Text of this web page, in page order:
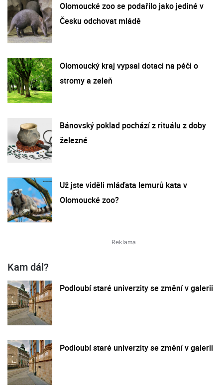
Olomoucké zoo se podařilo jako jediné v
Česku odchovat mládě
Olomoucký kraj vypsal dotaci na péči o
stromy a zeleň
Bánovský poklad pochází z rituálu z doby
železné
Už jste viděli mláďata lemurů kata v
Olomoucké zoo?
Kam dál?
Podloubí staré univerzity se změní v galerii
Podloubí staré univerzity se změní v galerii